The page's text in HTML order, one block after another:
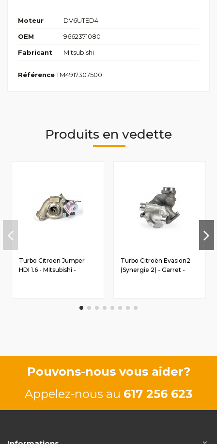
Moteur DV6UTED4
OEM 9662371080
Fabricant Mitsubishi
RéférenceTM4917307500
Produits en vedette
Turbo Citroën Jumper
HDI 1.6 - Mitsubishi -
Turbo Citroën Evasion2
(Synergie 2) - Garret -
Pouvons-nous vous aider?
Appelez-nous au 617 256 623